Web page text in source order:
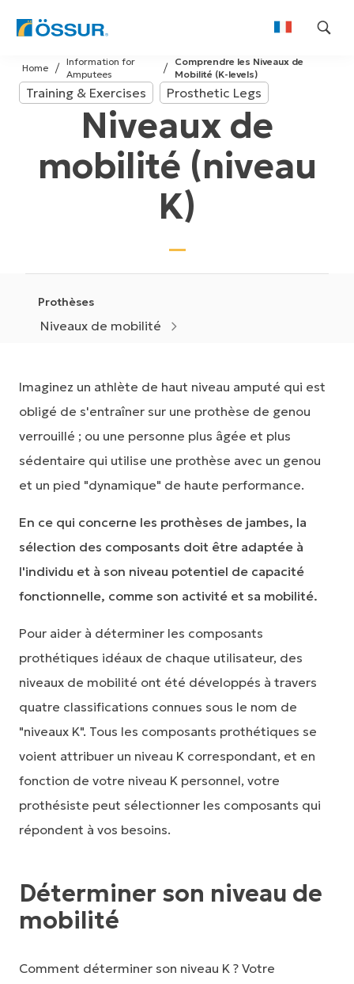
Skip
to
content
Comprendre les Niveaux de
Mobilité (K-levels)
Information for
Amputees
Home
Training & Exercises Prosthetic Legs
Niveaux de
mobilité (niveau
K)
Prothèses
Niveaux de mobilité
Imaginez un athlète de haut niveau amputé qui est
obligé de s'entraîner sur une prothèse de genou
verrouillé ; ou une personne plus âgée et plus
sédentaire qui utilise une prothèse avec un genou
et un pied "dynamique" de haute performance.
En ce qui concerne les prothèses de jambes, la
sélection des composants doit être adaptée à
l'individu et à son niveau potentiel de capacité
fonctionnelle, comme son activité et sa mobilité.
Pour aider à déterminer les composants
prothétiques idéaux de chaque utilisateur, des
niveaux de mobilité ont été développés à travers
quatre classifications connues sous le nom de
"niveaux K". Tous les composants prothétiques se
voient attribuer un niveau K correspondant, et en
fonction de votre niveau K personnel, votre
prothésiste peut sélectionner les composants qui
répondent à vos besoins.
Déterminer son niveau de
mobilité
Comment déterminer son niveau K ? Votre